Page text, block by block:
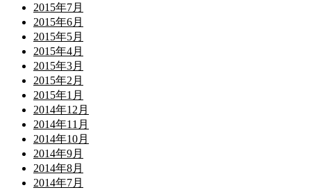
2015年7月
2015年6月
2015年5月
2015年4月
2015年3月
2015年2月
2015年1月
2014年12月
2014年11月
2014年10月
2014年9月
2014年8月
2014年7月